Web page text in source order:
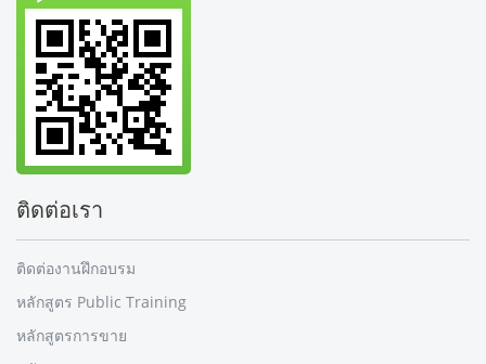
ติดต่อเรา
ติดต่องานฝึกอบรม
หลักสูตร Public Training
หลักสูตรการขาย